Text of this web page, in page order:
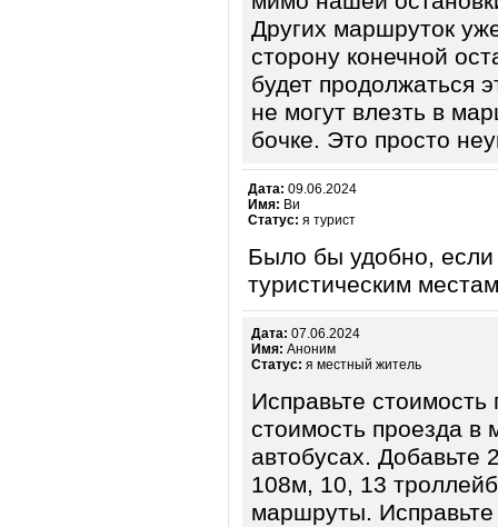
Других маршруток
сторону конечной
будет продолжаться
не могут влезть в
бочке. Это просто
Дата: 09.06.2024
Имя: Ви
Статус: я турист
Было бы удобно,
туристическим
Дата: 07.06.2024
Имя: Аноним
Статус: я местный житель
Исправьте
стоимость проезда в
автобусах.
108м, 10, 13
маршруты.